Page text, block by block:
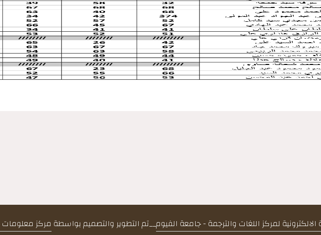
الالكترونية لمركز اللغات والترجمة - جامعة الفيوم__تم التطوير والتصميم بواسطة مركز معلومات